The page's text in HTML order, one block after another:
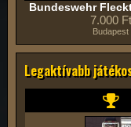
Bundeswehr
7.000 Ft
Budapest
Legaktívabb